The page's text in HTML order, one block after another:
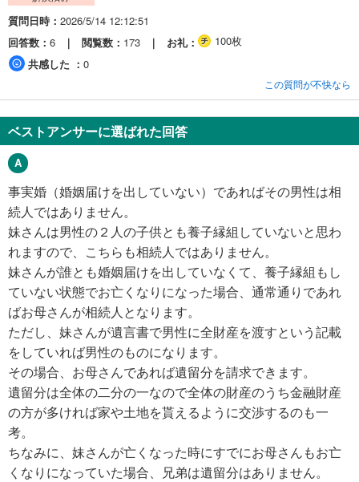
質問日時
2026/5/14 12:12:51
回答数
6 閲覧数 173 お礼
100枚
共感した
0
この質問が不快なら
ベストアンサーに選ばれた回答
事実婚（婚姻届けを出していない）であればその男性は相
続人ではありません。
妹さんは男性の２人の子供とも養子縁組していないと思わ
れますので、こちらも相続人ではありません。
妹さんが誰とも婚姻届けを出していなくて、養子縁組もし
ていない状態でお亡くなりになった場合、通常通りであれ
ばお母さんが相続人となります。
ただし、妹さんが遺言書で男性に全財産を渡すという記載
をしていれば男性のものになります。
その場合、お母さんであれば遺留分を請求できます。
遺留分は全体の二分の一なので全体の財産のうち金融財産
の方が多ければ家や土地を貰えるように交渉するのも一
考。
ちなみに、妹さんが亡くなった時にすでにお母さんもお亡
くなりになっていた場合、兄弟は遺留分はありません。